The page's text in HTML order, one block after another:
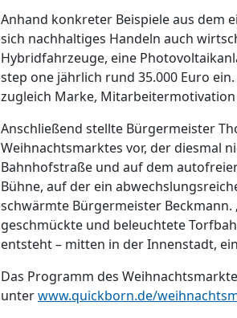
Anhand konkreter Beispiele aus dem
sich nachhaltiges Handeln auch
Hybridfahrzeuge, eine
step one jährlich rund 35.000 Euro
zugleich Marke,
Anschließend stellte Bürgermeister
Weihnachtsmarktes vor, der diesmal
Bahnhofstraße und auf dem
Bühne, auf der ein
schwärmte Bürgermeister
geschmückte und beleuchtete
entsteht – mitten in der Innenstadt,
Das Programm des
unterwww.quickborn.de/